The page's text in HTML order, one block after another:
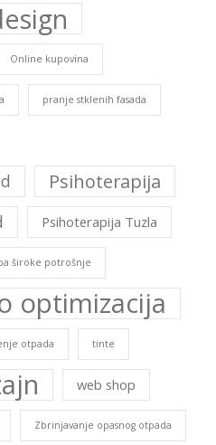
Online kupovina
pranje stklenih fasada
Psihoterapija
Psihoterapija Tuzla
široke potrošnje
optimizacija
otpada tinte
web shop
Zbrinjavanje opasnog otpada